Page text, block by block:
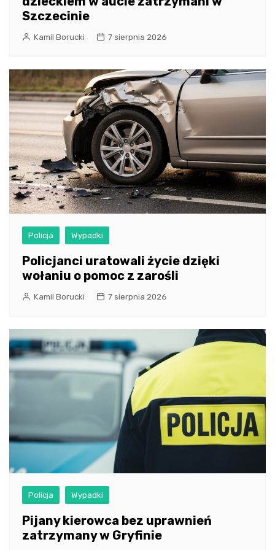
Szczecinie
Kamil Borucki 7 sierpnia 2026
Policja Wypadki
Policjanci uratowali życie dzięki
wołaniu o pomoc z zarośli
Kamil Borucki 7 sierpnia 2026
Policja Wypadki
Pijany kierowca bez uprawnień
zatrzymany w Gryfinie